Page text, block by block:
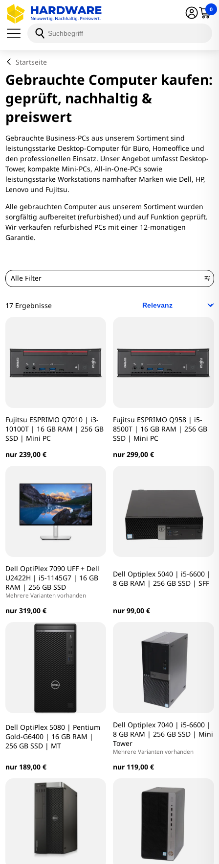
0
Startseite
Gebrauchte Computer kaufen:
geprüft, nachhaltig &
preiswert
Gebrauchte Business-PCs aus unserem Sortiment sind
leistungsstarke Desktop-Computer für Büro, Homeoffice und
den professionellen Einsatz. Unser Angebot umfasst Desktop-
Tower, kompakte Mini-PCs, All-in-One-PCs sowie
leistungsstarke Workstations namhafter Marken wie Dell, HP,
Lenovo und Fujitsu.
Alle gebrauchten Computer aus unserem Sortiment wurden
sorgfältig aufbereitet (refurbished) und auf Funktion geprüft.
Wir verkaufen refurbished PCs mit einer 12-monatigen
Garantie.
Alle Filter
17 Ergebnisse
Fujitsu ESPRIMO Q7010 | i3-
10100T | 16 GB RAM | 256 GB
SSD | Mini PC
nur 239,00 €
Fujitsu ESPRIMO Q958 | i5-
8500T | 16 GB RAM | 256 GB
SSD | Mini PC
nur 299,00 €
Dell OptiPlex 7090 UFF + Dell
U2422H | i5-1145G7 | 16 GB
RAM | 256 GB SSD
Mehrere Varianten vorhanden
nur 319,00 €
Dell Optiplex 5040 | i5-6600 |
8 GB RAM | 256 GB SSD | SFF
nur 99,00 €
Dell OptiPlex 5080 | Pentium
Gold-G6400 | 16 GB RAM |
256 GB SSD | MT
nur 189,00 €
Dell Optiplex 7040 | i5-6600 |
8 GB RAM | 256 GB SSD | Mini
Tower
Mehrere Varianten vorhanden
nur 119,00 €